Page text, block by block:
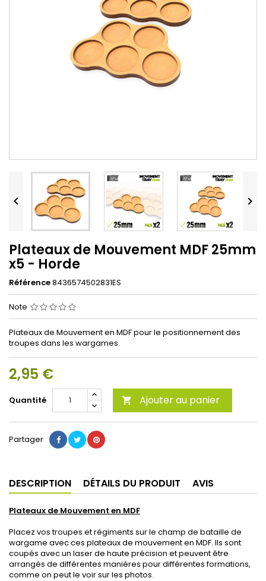
 
Plateaux de Mouvement MDF 25mm
x5 - Horde
Référence8436574502831ES
Note
Plateaux de Mouvement en MDF pour le positionnement des
troupes dans les wargames.
2,95 €
Quantité  Ajouter au panier
Partager
DESCRIPTION DÉTAILS DU PRODUIT AVIS
Plateaux de Mouvement en MDF
Placez vos troupes et régiments sur le champ de bataille de
wargame avec ces plateaux de mouvement en MDF. Ils sont
coupés avec un laser de haute précision et peuvent être
arrangés de différentes manières pour différentes formations,
comme on peut le voir sur les photos.